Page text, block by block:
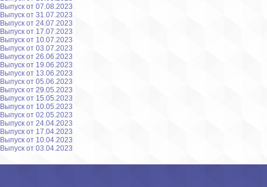
Выпуск от 07.08.2023
Выпуск от 31.07.2023
Выпуск от 24.07.2023
Выпуск от 17.07.2023
Выпуск от 10.07.2023
Выпуск от 03.07.2023
Выпуск от 26.06.2023
Выпуск от 19.06.2023
Выпуск от 13.06.2023
Выпуск от 05.06.2023
Выпуск от 29.05.2023
Выпуск от 15.05.2023
Выпуск от 10.05.2023
Выпуск от 02.05.2023
Выпуск от 24.04.2023
Выпуск от 17.04.2023
Выпуск от 10.04.2023
Выпуск от 03.04.2023